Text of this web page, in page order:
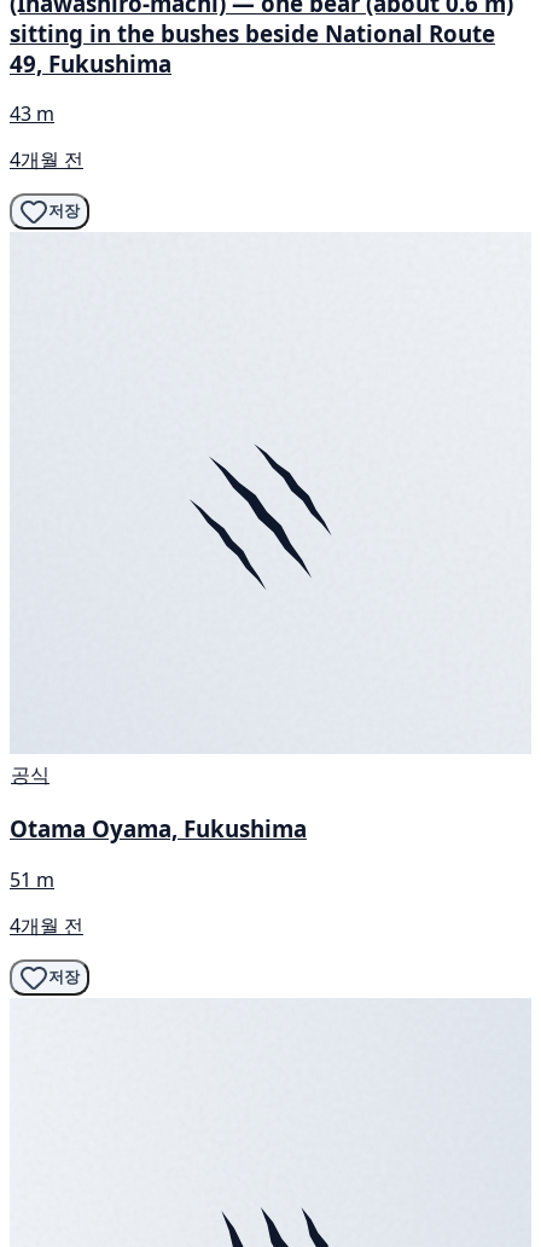
sitting in the bushes beside National Route
49, Fukushima
43 m
4개월 전
저장
공식
Otama Oyama, Fukushima
51 m
4개월 전
저장